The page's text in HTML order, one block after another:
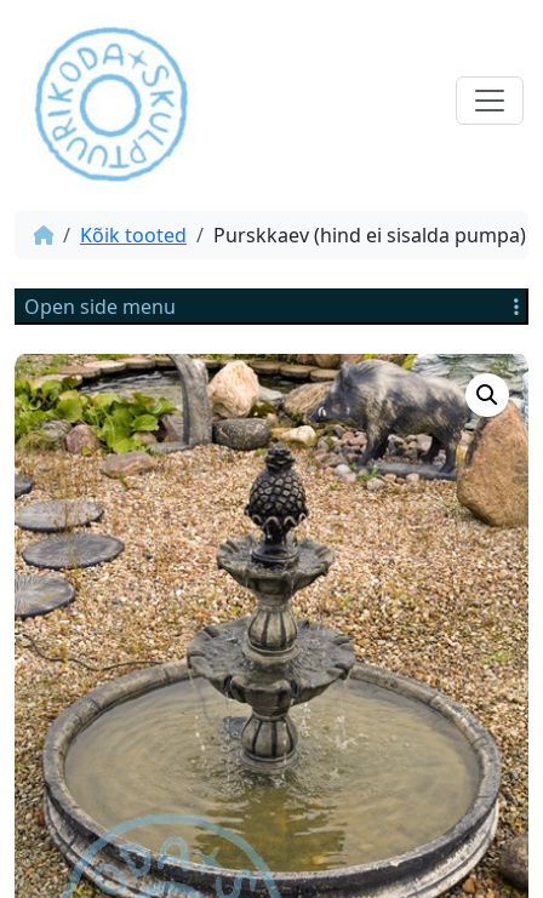
Kõik tooted Purskkaev (hind ei sisalda pumpa)
Open side menu